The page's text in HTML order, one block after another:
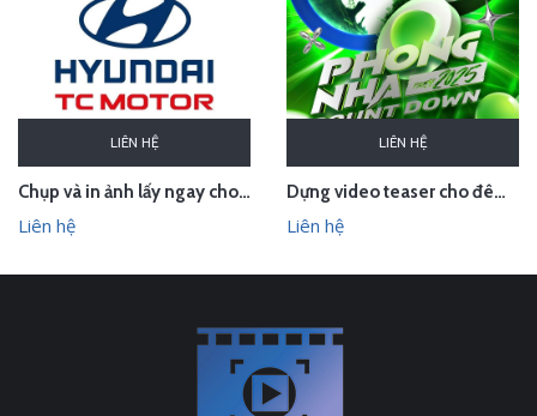
LIÊN HỆ
Chụp và in ảnh lấy ngay cho Huyndai Lam Kinh
Liên hệ
LIÊN HỆ
Dựng video teaser cho đêm countdown tại Phong Nha - Quảng Bình
Liên hệ